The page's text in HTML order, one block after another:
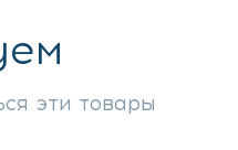
эти товары